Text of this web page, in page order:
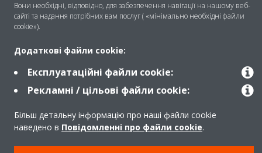
Продукти
Copyright © Daikin
Передбачене правом повідомлення
Примітка про файли cookie
Політика конфіденційності даних
Корпоративна етика
Data Act
Вони необхідні, відповідно, для забезпечення навігації на нашому веб-
сайті та надання потрібних вам послуг ( «мінімально необхідні файли
cookie»).
Додаткові файли cookie:
Експлуатаційні файли cookie:
Рекламні / цільові файли cookie:
Більш детальну інформацію про наші файли cookie
наведено в Повідомленні про файли cookie.